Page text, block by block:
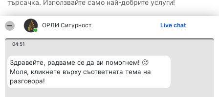
ОРЛИ Сигурност Live chat
04:51
Здравейте, радваме се да ви помогнем! 🙂
Моля, кликнете върху съответната тема на
разговора!
търсачка. Използвайте само най-добрите услуги!